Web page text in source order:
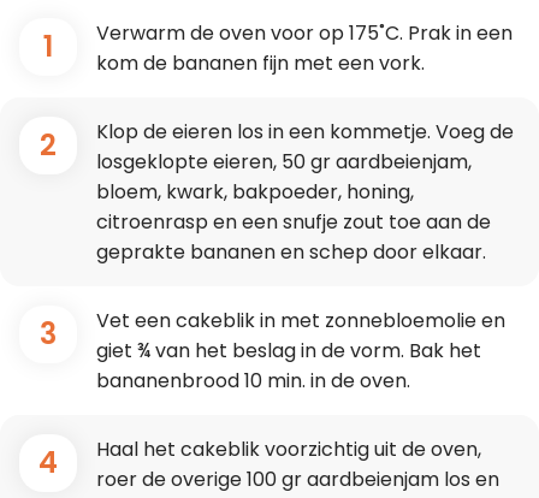
1
Verwarm de oven voor op 175˚C. Prak in een
kom de bananen fijn met een vork.
2
Klop de eieren los in een kommetje. Voeg de
losgeklopte eieren, 50 gr aardbeienjam,
bloem, kwark, bakpoeder, honing,
citroenrasp en een snufje zout toe aan de
geprakte bananen en schep door elkaar.
3
Vet een cakeblik in met zonnebloemolie en
giet ¾ van het beslag in de vorm. Bak het
bananenbrood 10 min. in de oven.
4
Haal het cakeblik voorzichtig uit de oven,
roer de overige 100 gr aardbeienjam los en